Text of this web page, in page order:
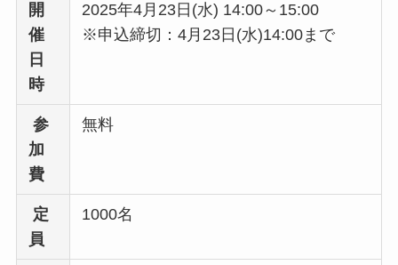
開
催
日
時
2025年4月23日(水) 14:00～15:00
※申込締切：4月23日(水)14:00まで
参
加
費
無料
定
員
1000名